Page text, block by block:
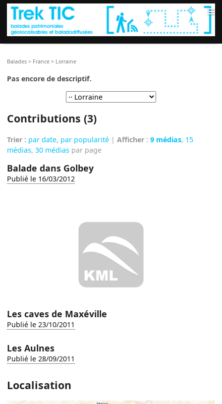
≡
Balades > France > Lorraine
Pas encore de descriptif.
Contributions (3)
Trier : par date, par popularité |Afficher :9 médias, 15
médias,30 médias par page
Balade dans Golbey
Publié le 16/03/2012
Les caves de Maxéville
Publié le 23/10/2011
Les Aulnes
Publié le 28/09/2011
Localisation